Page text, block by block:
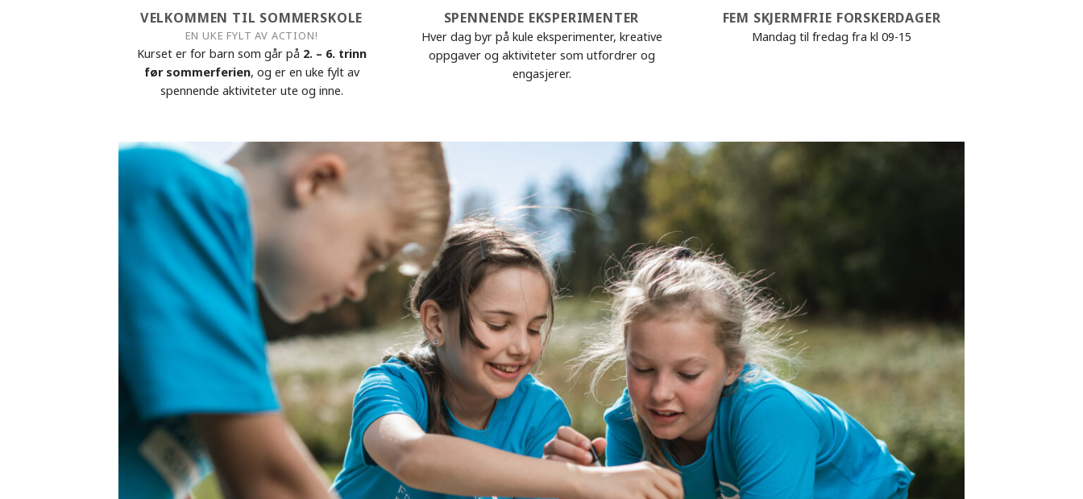
VELKOMMEN TIL SOMMERSKOLE
EN UKE FYLT AV ACTION!
Kurset er for barn som går på 2. – 6. trinn
før sommerferien, og er en uke fylt av
spennende aktiviteter ute og inne.
SPENNENDE EKSPERIMENTER
Hver dag byr på kule eksperimenter, kreative
oppgaver og aktiviteter som utfordrer og
engasjerer.
FEM SKJERMFRIE FORSKERDAGER
Mandag til fredag fra kl 09-15